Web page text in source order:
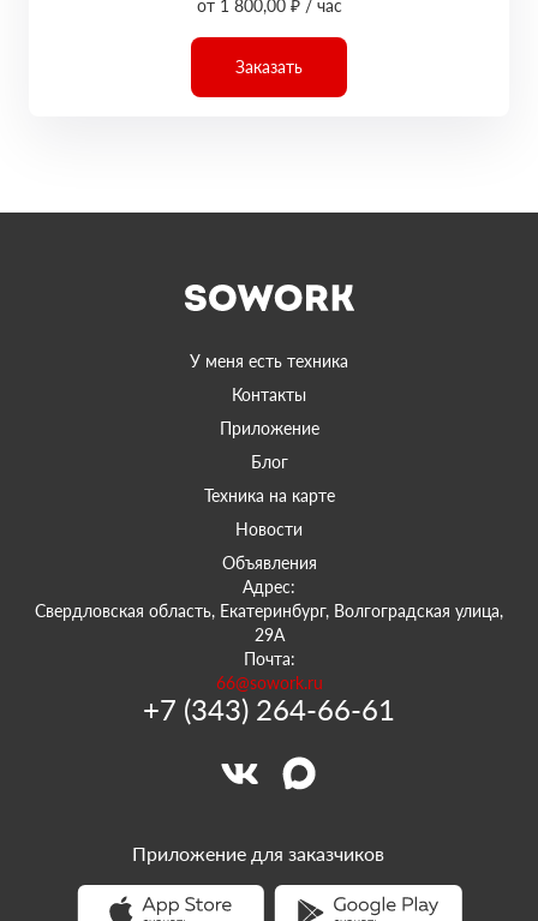
от 1 800,00 ₽ / час
Заказать
У меня есть техника
Контакты
Приложение
Блог
Техника на карте
Новости
Объявления
Адрес:
Свердловская область, Екатеринбург, Волгоградская улица,
29А
Почта:
66@sowork.ru
+7 (343) 264-66-61
Приложение для заказчиков